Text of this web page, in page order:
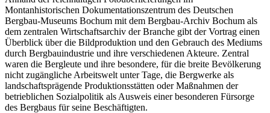
Montanhistorischen Dokumentationszentrum des Deutschen
Bergbau-Museums Bochum mit dem Bergbau-Archiv Bochum als
dem zentralen Wirtschaftsarchiv der Branche gibt der Vortrag einen
Überblick über die Bildproduktion und den Gebrauch des Mediums
durch Bergbauindustrie und ihre verschiedenen Akteure. Zentral
waren die Bergleute und ihre besondere, für die breite Bevölkerung
nicht zugängliche Arbeitswelt unter Tage, die Bergwerke als
landschaftsprägende Produktionsstätten oder Maßnahmen der
betrieblichen Sozialpolitik als Ausweis einer besonderen Fürsorge
des Bergbaus für seine Beschäftigten.